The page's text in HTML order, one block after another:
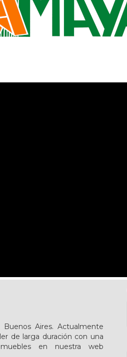
Aires. Actualmente
de larga duración con una
en nuestra web